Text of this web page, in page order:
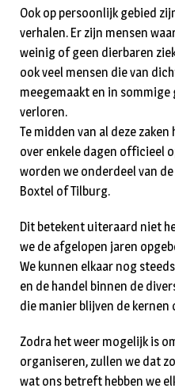
Ook op persoonlijk gebied
verhalen. Er zijn mensen
weinig of geen dierbaren
ook veel mensen die van
meegemaakt en in sommige
verloren.
Te midden van al deze
over enkele dagen officieel
worden we onderdeel van
Boxtel of Tilburg.
Dit betekent uiteraard niet
we de afgelopen jaren
We kunnen elkaar nog
en de handel binnen de
die manier blijven de kernen
Zodra het weer mogelijk is
organiseren, zullen we dat
wat ons betreft hebben we